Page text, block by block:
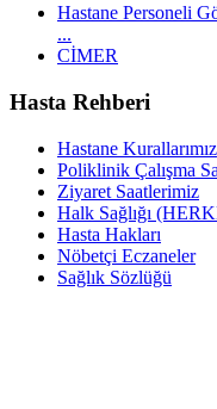
Hastane Personeli
...
CİMER
Hasta Rehberi
Hastane Kurallarımız
Poliklinik Çalışma
Ziyaret Saatlerimiz
Halk Sağlığı
Hasta Hakları
Nöbetçi Eczaneler
Sağlık Sözlüğü